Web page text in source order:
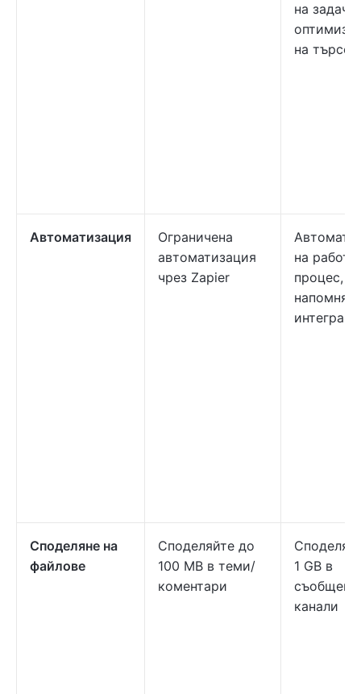
на задачи,
на
Автоматизация
Ограничена
автоматизация
чрез Zapier
на
процес,
Споделяне на
файлове
Споделяйте до
100 MB в теми/
коментари
1 GB в
канали